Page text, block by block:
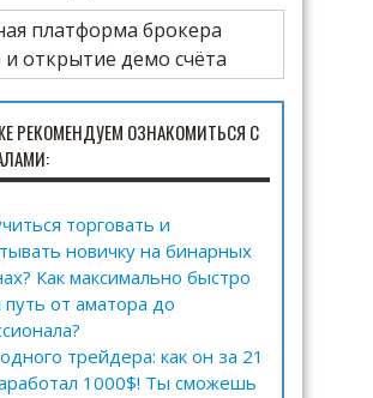
РЕКОМЕНДУЕМ ОЗНАКОМИТЬСЯ С
торговать и
новичку на бинарных
Как максимально быстро
путь от аматора до
трейдера: как он за 21
1000$! Ты сможешь